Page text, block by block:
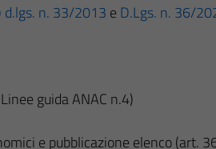
d.lgs. n. 33/2013 e D.Lgs. n. 36/
guida ANAC n.4)
e pubblicazione elenco (art.